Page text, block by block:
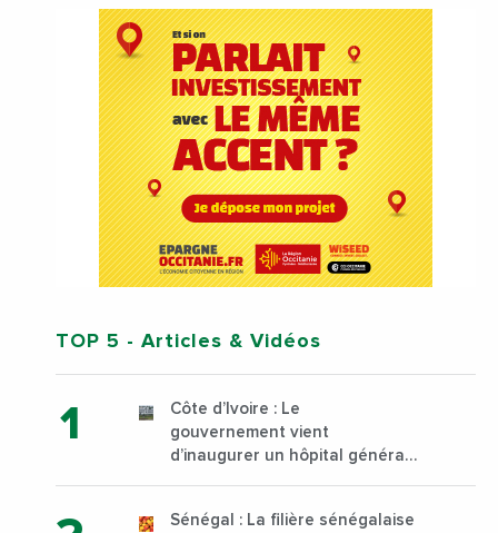
TOP 5 - Articles & Vidéos
Côte d’Ivoire : Le
gouvernement vient
d’inaugurer un hôpital général
Sénégal : La filière sénégalaise